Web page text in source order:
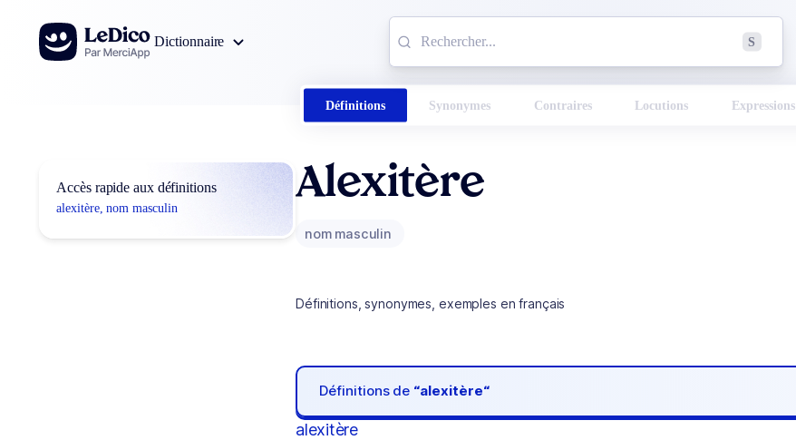
Aller au contenu
Dictionnaire
S
Définitions Synonymes Contraires Locutions Expressions
Accès rapide aux définitions
alexitère, nom masculin
Alexitère
nom masculin
Définitions, synonymes, exemples en français
Définitions de “alexitère“
alexitère